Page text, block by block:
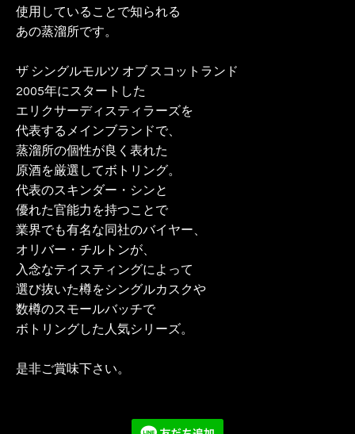
使用していることで知られる
あの蒸溜所です。
ザ シングルモルツ オブ スコットランド
2005年にスタートした
エリクサーディスティラーズを
代表するメインブランドで、
蒸溜所の個性が良く表れた
原酒を厳選してボトリング。
代表のスキンダー・シンと
優れた官能力を持つことで
業界でも有名な同社のバイヤー、
オリバー・チルトンが、
入念なテイスティングによって
選び抜いた樽をシングルカスクや
数樽のスモールバッチで
ボトリングした人気シリーズ。
是非ご賞味下さい。